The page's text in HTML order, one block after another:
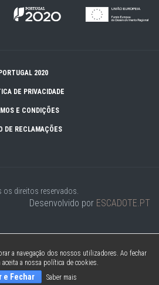
PORTUGAL 2020
DE PRIVACIDADE
E CONDIÇÕES
DE RECLAMAÇÕES
os direitos reservados.
Desenvolvido por ESCADOTE.PT
a navegação dos nossos utilizadores. Ao fechar
aceita a nossa política de cookies.
e Fechar Saber mais